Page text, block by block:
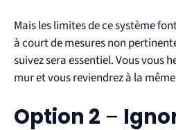
Mais les limites de ce système
à court de mesures non
suivez sera essentiel. Vous vous
mur et vous reviendrez à la
Option 2 –